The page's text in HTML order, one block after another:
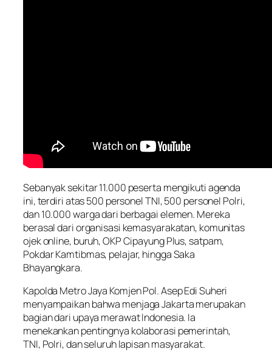
Sebanyak sekitar 11.000 peserta mengikuti agenda
ini, terdiri atas 500 personel TNI, 500 personel Polri,
dan 10.000 warga dari berbagai elemen. Mereka
berasal dari organisasi kemasyarakatan, komunitas
ojek online, buruh, OKP Cipayung Plus, satpam,
Pokdar Kamtibmas, pelajar, hingga Saka
Bhayangkara.
Kapolda Metro Jaya Komjen Pol. Asep Edi Suheri
menyampaikan bahwa menjaga Jakarta merupakan
bagian dari upaya merawat Indonesia. Ia
menekankan pentingnya kolaborasi pemerintah,
TNI, Polri, dan seluruh lapisan masyarakat.